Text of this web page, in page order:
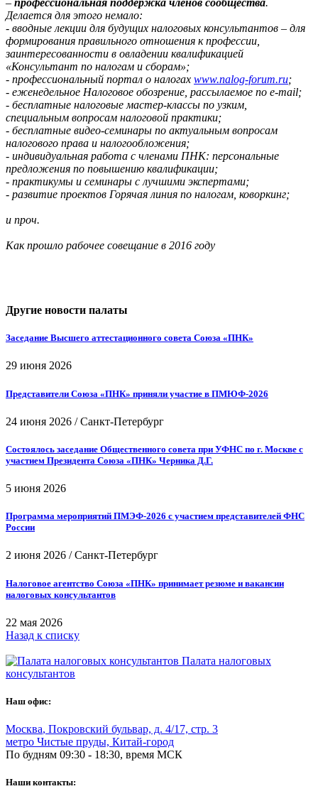
Делается для этого немало:
- вводные лекции для будущих налоговых консультантов – для
формирования правильного отношения к профессии,
заинтересованности в овладении квалификацией
«Консультант по налогам и сборам»;
- профессиональный портал о налогах www.nalog-forum.ru;
- еженедельное Налоговое обозрение, рассылаемое по e-mail;
- бесплатные налоговые мастер-классы по узким,
специальным вопросам налоговой практики;
- бесплатные видео-семинары по актуальным вопросам
налогового права и налогообложения;
- индивидуальная работа с членами ПНК: персональные
предложения по повышению квалификации;
- практикумы и семинары с лучшими экспертами;
- развитие проектов Горячая линия по налогам, коворкинг;
и проч.
Как прошло рабочее совещание в 2016 году
Другие новости палаты
Заседание Высшего аттестационного совета Союза «ПНК»
29 июня 2026
Представители Союза «ПНК» приняли участие в ПМЮФ-2026
24 июня 2026 /Санкт-Петербург
Состоялось заседание Общественного совета при УФНС по г. Москве с
участием Президента Союза «ПНК» Черника Д.Г.
5 июня 2026
Программа мероприятий ПМЭФ-2026 с участием представителей ФНС
России
2 июня 2026 /Санкт-Петербург
Налоговое агентство Союза «ПНК» принимает резюме и вакансии
налоговых консультантов
22 мая 2026
Назад к списку
Палата налоговых
консультантов
Наш офис:
Москва, Покровский бульвар, д. 4/17, стр. 3
метро Чистые пруды, Китай-город
По будням 09:30 - 18:30, время МСК
Наши контакты: